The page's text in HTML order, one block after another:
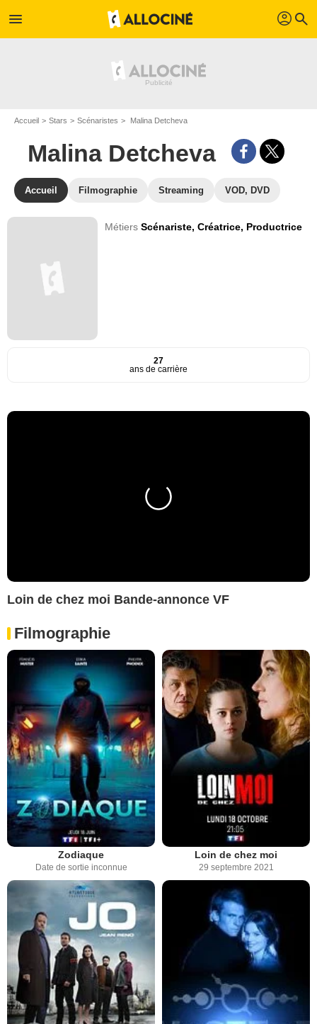
menu profil search
Accueil Stars Scénaristes Malina Detcheva
Malina Detcheva
Accueil Filmographie Streaming VOD, DVD
MétiersScénariste,Créatrice, Productrice
27
ans de carrière
Loin de chez moi Bande-annonce VF
Filmographie
Zodiaque
Date de sortie inconnue
Loin de chez moi
29 septembre 2021